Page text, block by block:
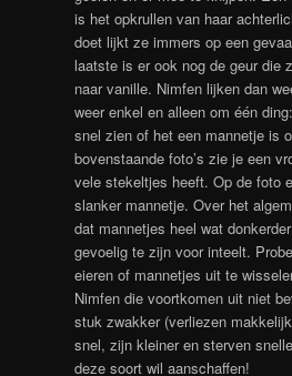
is het opkrullen van haar
doet lijkt ze immers op een
laatste is er ook nog de geur die
naar vanille. Nimfen lijken dan
weer enkel en alleen om één
snel zien of het een mannetje is
bovenstaande foto’s zie je een
vele stekeltjes heeft. Op de foto
slanker mannetje. Over het
dat mannetjes heel wat
gevoelig te zijn voor inteelt.
eieren of mannetjes uit te
Nimfen die voortkomen uit niet
stuk zwakker (verliezen
snel, zijn kleiner en sterven
deze soort wil aanschaffen!